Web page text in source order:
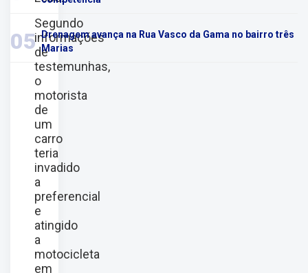
Segundo
informações
de
testemunhas,
o
motorista
de
um
carro
teria
invadido
a
preferencial
e
atingido
a
motocicleta
em
05 Drenagem avança na Rua Vasco da Gama no bairro três
Marias